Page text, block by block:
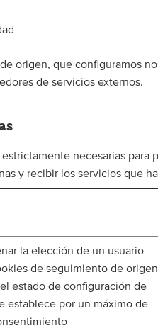
origen, que configuramos
de servicios externos.
necesarias para
y recibir los servicios que
la elección de un usuario
de seguimiento de origen
estado de configuración de
establece por un máximo de